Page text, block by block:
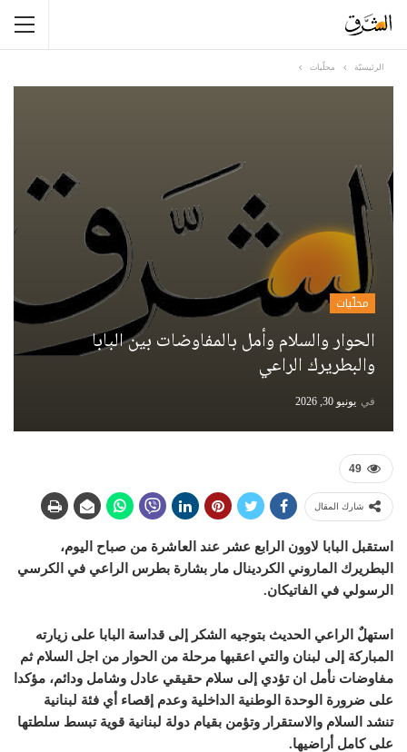
الرئيسيّة محلّيات
محلّيات
الحوار والسلام وأمل بالمفاوضات بين البابا
والبطريرك الراعي
في يونيو 30, 2026
49
شارك المقال
استقبل البابا لاوون الرابع عشر عند العاشرة من صباح اليوم،
البطريرك الماروني الكردينال مار بشارة بطرس الراعي في الكرسي
الرسولي في الفاتيكان.
استهلٌ الراعي الحديث بتوجيه الشكر إلى قداسة البابا على زيارته
المباركة إلى لبنان والتي اعقبها مرحلة من الحوار من اجل السلام ثم
مفاوضات نأمل ان تؤدي إلى سلام حقيقي عادل وشامل ودائم، مؤكدا
على ضرورة الوحدة الوطنية الداخلية وعدم إقصاء أي فئة لبنانية
تنشد السلام والاستقرار وتؤمن بقيام دولة لبنانية قوية تبسط سلطتها
على كامل أراضيها.